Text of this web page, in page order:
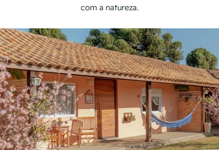
com a natureza.